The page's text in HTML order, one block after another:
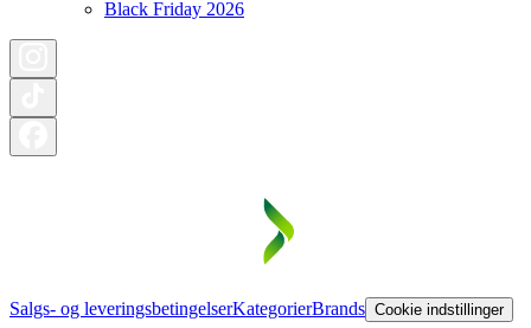
Black Friday 2026
Salgs- og leveringsbetingelserKategorierBrands Cookie indstillinger